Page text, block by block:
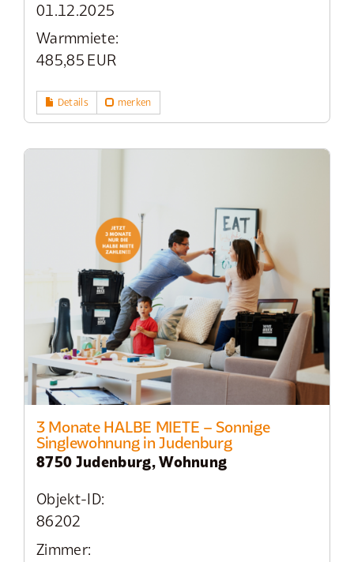
01.12.2025
Warmmiete:
485,85 EUR
Details merken
3 Monate HALBE MIETE – Sonnige
Singlewohnung in Judenburg
8750 Judenburg, Wohnung
Objekt-ID:
86202
Zimmer: